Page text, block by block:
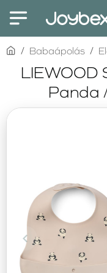
LIEWOOD
Panda
homeBabaápolás